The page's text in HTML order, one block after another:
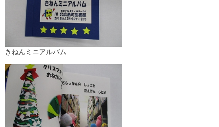
きねんミニアルバム